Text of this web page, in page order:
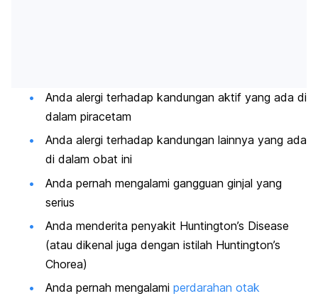
Anda alergi terhadap kandungan aktif yang ada di
dalam piracetam
Anda alergi terhadap kandungan lainnya yang ada
di dalam obat ini
Anda pernah mengalami gangguan ginjal yang
serius
Anda menderita penyakit Huntington’s Disease
(atau dikenal juga dengan istilah Huntington’s
Chorea)
Anda pernah mengalami perdarahan otak